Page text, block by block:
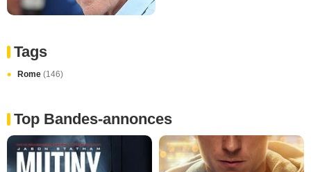
Tags
Rome (146)
Top Bandes-annonces